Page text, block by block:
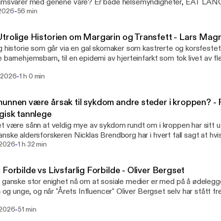
med genene våre? Er både helsemyndigheter, EAT
i spissen, og media på helt feil spor når de forfektet og
-56 min
Historien om Margarin og Transfett - Lars
historie som går via en gal skomaker som kastrerte og
barnehjemsbarn, til en epidemi av hjerteinfarkt som tok livet av
og styrer forsking på mat og ernæring. Hvis vi skal lære av
i norsk helse- og ernæringshistorie, som ikke har fått
beklagelse i ettertid.
-1 h 0 min
være årsak til sykdom andre steder i kroppen? -
tannlege
være sånn at veldig mye av sykdom rundt om i kroppen har sitt
aldersforskeren Nicklas Brendborg har i hvert fall sagt at
minst mulig innsats, så ta vare på munnen din. Kan en rotfylle
og karsykdom og i hjernen, men de fleste tannleger er kun
har lite fokus på hvordan tilstanden der kan påvirke resten av
tannlegen Pål Hermansen som er opptatt av helheten, og
rundt dette spennende feltet.
-1 h 32 min
vs Livsfarlig Forbilde - Oliver Bergset
stor enighet nå om at sosiale medier er med på å
og unge, og når "Årets Influencer" Oliver Bergset selv har stått
unge til å bruke mer skjerm. Er han bevisst den påvirkningskraften
-51 min